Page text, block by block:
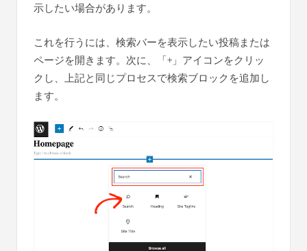
示したい場合があります。
これを行うには、検索バーを表示したい投稿または
ページを開きます。次に、「+」アイコンをクリッ
クし、上記と同じプロセスで検索ブロックを追加し
ます。